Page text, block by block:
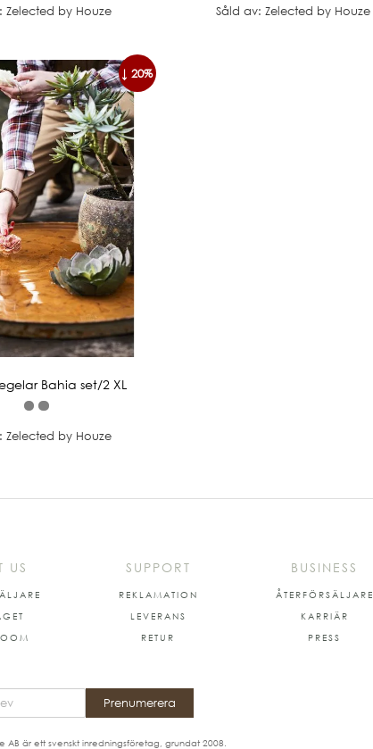
Zelected by Houze Såld av: Zelected by Houze
↓ 20%
Bahia set/2 XL
Zelected by Houze
US SUPPORT
REKLAMATION
LEVERANS
RETUR
BUSINESS
ÅTERFÖRSÄLJARE
KARRIÄR
PRESS
Prenumerera
AB är ett svenskt inredningsföretag, grundat 2008.